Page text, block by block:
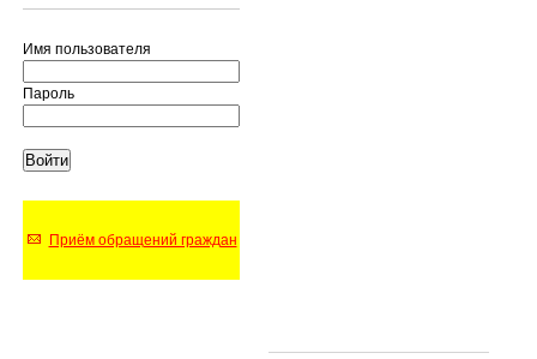
Имя пользователя
Пароль
Приём обращений граждан